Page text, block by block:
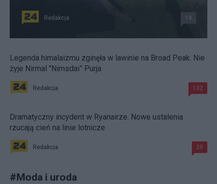
Redakcja 19
Legenda himalaizmu zginęła w lawinie na Broad Peak. Nie
żyje Nirmal "Nimsdai” Purja
Redakcja 132
Dramatyczny incydent w Ryanairze. Nowe ustalenia
rzucają cień na linie lotnicze
Redakcja 29
#Moda i uroda